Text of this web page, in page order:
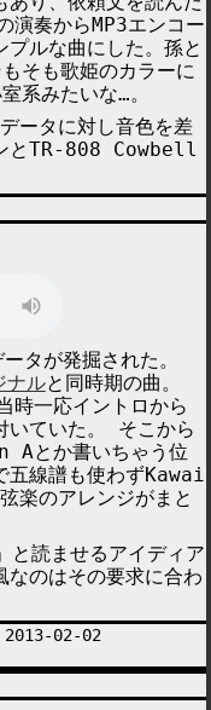
演奏からMP3エンコー
プルな曲にした。孫と
そも歌姫のカラーに
系みたいな…。
ータに対し音色を差
ンとTR-808 Cowbell
タが発掘された。
ナルと同時期の曲。
時一応イントロから
いていた。 そこから
Aとか書いちゃう位
五線譜も使わずKawai
楽のアレンジがまと
読ませるアイディア
なのはその要求に合わ
2013-02-02